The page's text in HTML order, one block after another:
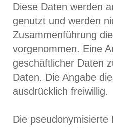
Diese Daten werden
genutzt und werden
Zusammenführung
vorgenommen. Eine
geschäftlicher Daten
Daten. Die Angabe
ausdrücklich freiwillig.
Die